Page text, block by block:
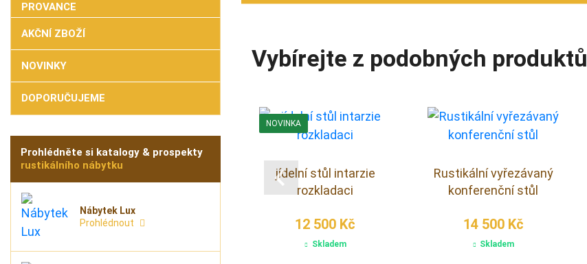
AKČNÍ ZBOŽÍ
NOVINKY
DOPORUČUJEME
Prohlédněte si katalogy & prospekty
rustikálního nábytku
Nábytek Lux
Prohlédnout
Vybírejte z podobných produktů
lavice
Stůl rozkládací 6 židlí
NOVINKA
jídelní stůl intarzie
rozkladaci
12 500 Kč
Skladem
Rustikální vyřezávaný
konferenční stůl
14 500 Kč
Skladem